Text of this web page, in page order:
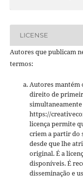
LICENSE
Autores que publicam
termos:
Autores mantém
direito de
https://
licença permite
criem a partir do
desde que lhe
original. É a
disponíveis. É
disseminação e